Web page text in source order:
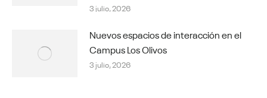
3 julio, 2026
Nuevos espacios de interacción en el
Campus Los Olivos
3 julio, 2026